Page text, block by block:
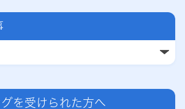
を受けられた方へ